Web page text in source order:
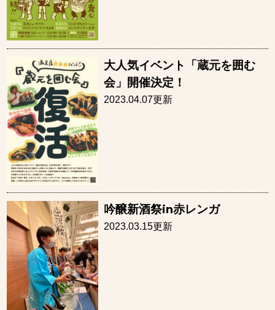
大人気イベント「蔵元を囲む
会」開催決定！
2023.04.07更新
吟醸新酒祭in赤レンガ
2023.03.15更新